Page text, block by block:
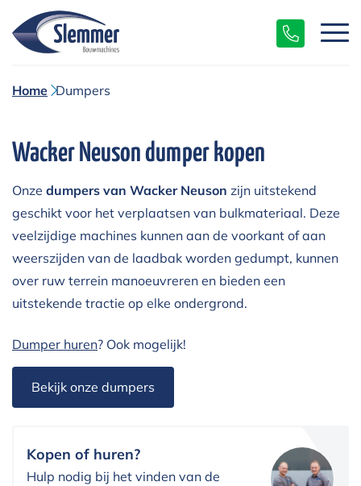
Home Dumpers
Wacker Neuson dumper kopen
Onze dumpers van Wacker Neuson zijn uitstekend
geschikt voor het verplaatsen van bulkmateriaal. Deze
veelzijdige machines kunnen aan de voorkant of aan
weerszijden van de laadbak worden gedumpt, kunnen
over ruw terrein manoeuvreren en bieden een
uitstekende tractie op elke ondergrond.
Dumper huren? Ook mogelijk!
Bekijk onze dumpers
Kopen of huren?
Hulp nodig bij het vinden van de